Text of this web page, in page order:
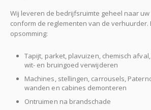
Wij leveren de bedrijfsruimte geheel naar
conform de reglementen van de verhuurder.
opsomming:
Tapijt, parket, plavuizen, chemisch
wit- en bruingoed verwijderen
Machines, stellingen, carrousels,
wanden en cabines demonteren
Ontruimen na brandschade